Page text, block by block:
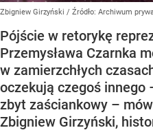
Zbigniew Girzyński / Źródło: Archiwum
Pójście w retorykę
Przemysława Czarnka
w zamierzchłych
oczekują czegoś innego
zbyt zaściankowy –
Zbigniew Girzyński,